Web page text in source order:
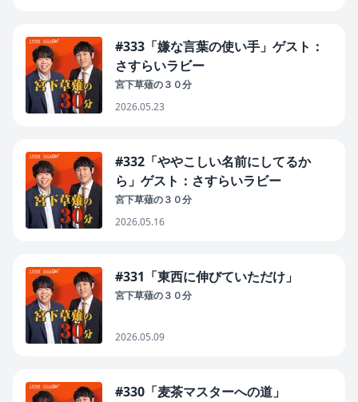
#333「嫌な言葉の使い手」ゲスト：
さすらいラビー
宮下草薙の３０分
2026.05.23
#332「ややこしい名前にしてるか
ら」ゲスト：さすらいラビー
宮下草薙の３０分
2026.05.16
#331「東西に伸びていただけ」
宮下草薙の３０分
2026.05.09
#330「麦茶マスターへの道」